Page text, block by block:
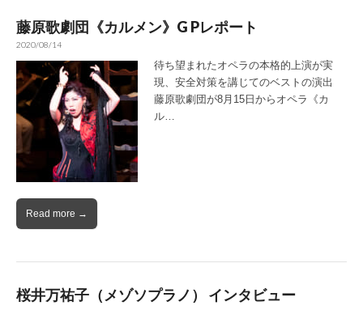
藤原歌劇団《カルメン》G Pレポート
2020/08/14
待ち望まれたオペラの本格的上演が実
現、安全対策を講じてのベストの演出
藤原歌劇団が8月15日からオペラ《カ
ル…
Read more →
桜井万祐子（メゾソプラノ） インタビュー